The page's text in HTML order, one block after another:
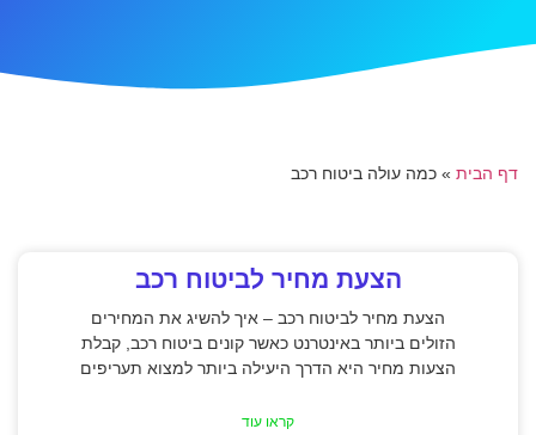
דף הבית » כמה עולה ביטוח רכב
הצעת מחיר לביטוח רכב
הצעת מחיר לביטוח רכב – איך להשיג את המחירים
הזולים ביותר באינטרנט כאשר קונים ביטוח רכב, קבלת
הצעות מחיר היא הדרך היעילה ביותר למצוא תעריפים
קראו עוד